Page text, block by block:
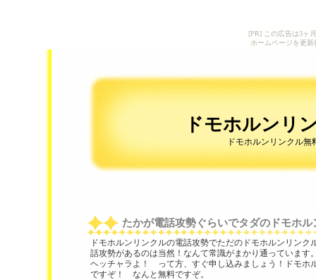
[PR] この広告は3ヶ
ホームページを更
ドモホルンリ
ドモホルンリンクル
たかが電話攻勢ぐらいでタダのドモホ
ドモホルンリンクルの電話攻勢でただのドモホルンリン
話攻勢があるのは当然！なんて常識がまかり通っていま
ヘッチャラよ！ って方、すぐ申し込みましょう！ドモホ
ですぞ！ なんと無料ですぞ。